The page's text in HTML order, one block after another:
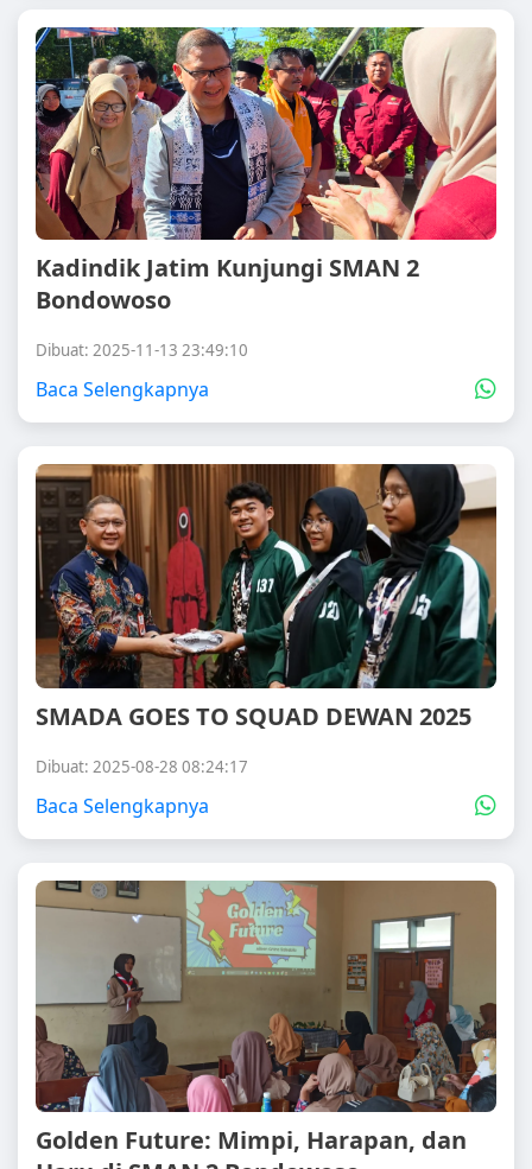
Kadindik Jatim Kunjungi SMAN 2
Bondowoso
Dibuat: 2025-11-13 23:49:10
Baca Selengkapnya
SMADA GOES TO SQUAD DEWAN 2025
Dibuat: 2025-08-28 08:24:17
Baca Selengkapnya
Golden Future: Mimpi, Harapan, dan